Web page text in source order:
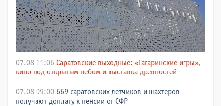
07.08 11:06 Саратовские выходные: «Гагаринские игры»,
кино под открытым небом и выставка древностей
07.08 09:00 669 саратовских летчиков и шахтеров
получают доплату к пенсии от СФР